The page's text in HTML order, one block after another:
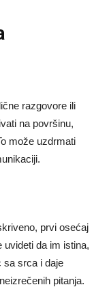
razgovore ili
na površinu,
može uzdrmati
prvi osećaj
uvideti da im istina,
sa srca i daje
pitanja.